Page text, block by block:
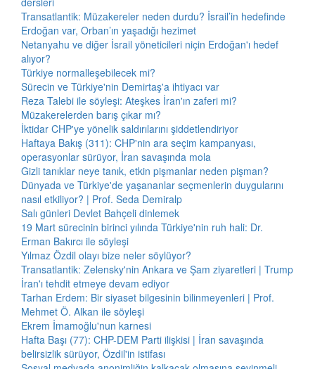
Transatlantik: Müzakereler neden durdu? İsrail’in hedefinde
Erdoğan var, Orban’ın yaşadığı hezimet
Netanyahu ve diğer İsrail yöneticileri niçin Erdoğan'ı hedef
alıyor?
Türkiye normalleşebilecek mi?
Sürecin ve Türkiye'nin Demirtaş'a ihtiyacı var
Reza Talebi ile söyleşi: Ateşkes İran'ın zaferi mi?
Müzakerelerden barış çıkar mı?
İktidar CHP'ye yönelik saldırılarını şiddetlendiriyor
Haftaya Bakış (311): CHP'nin ara seçim kampanyası,
operasyonlar sürüyor, İran savaşında mola
Gizli tanıklar neye tanık, etkin pişmanlar neden pişman?
Dünyada ve Türkiye'de yaşananlar seçmenlerin duygularını
nasıl etkiliyor? | Prof. Seda Demiralp
Salı günleri Devlet Bahçeli dinlemek
19 Mart sürecinin birinci yılında Türkiye'nin ruh hali: Dr.
Erman Bakırcı ile söyleşi
Yılmaz Özdil olayı bize neler söylüyor?
Transatlantik: Zelensky'nin Ankara ve Şam ziyaretleri | Trump
İran'ı tehdit etmeye devam ediyor
Tarhan Erdem: Bir siyaset bilgesinin bilinmeyenleri | Prof.
Mehmet Ö. Alkan ile söyleşi
Ekrem İmamoğlu'nun karnesi
Hafta Başı (77): CHP-DEM Parti ilişkisi | İran savaşında
belirsizlik sürüyor, Özdil'in istifası